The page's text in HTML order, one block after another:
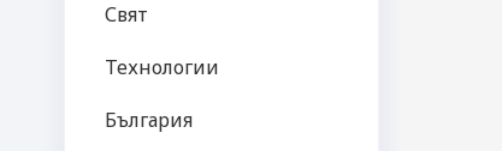
Свят
Технологии
България